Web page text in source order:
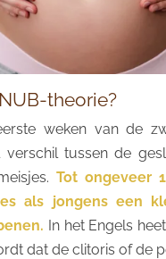
theorie?
weken van de
verschil tussen de
Tot ongeveer
als jongens een
In het Engels
dat de clitoris of de